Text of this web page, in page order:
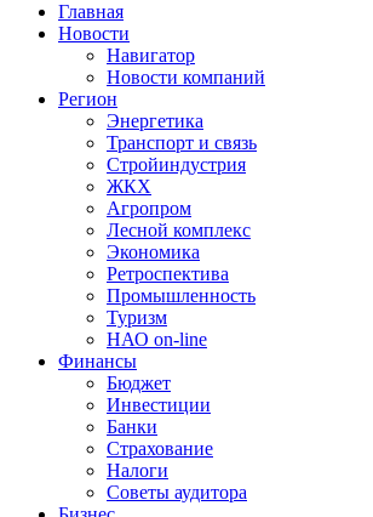
Главная
Новости
Навигатор
Новости компаний
Регион
Энергетика
Транспорт и связь
Стройиндустрия
ЖКХ
Агропром
Лесной комплекс
Экономика
Ретроспектива
Промышленность
Туризм
НАО on-line
Финансы
Бюджет
Инвестиции
Банки
Страхование
Налоги
Советы аудитора